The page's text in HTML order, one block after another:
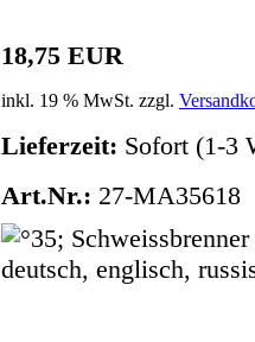
18,75 EUR
inkl. 19 % MwSt. zzgl.
Lieferzeit: Sofort (1-3
Art.Nr.: 27-MA35618